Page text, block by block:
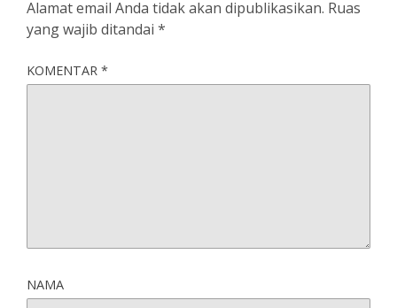
Alamat email Anda tidak akan dipublikasikan. Ruas
yang wajib ditandai *
KOMENTAR *
NAMA